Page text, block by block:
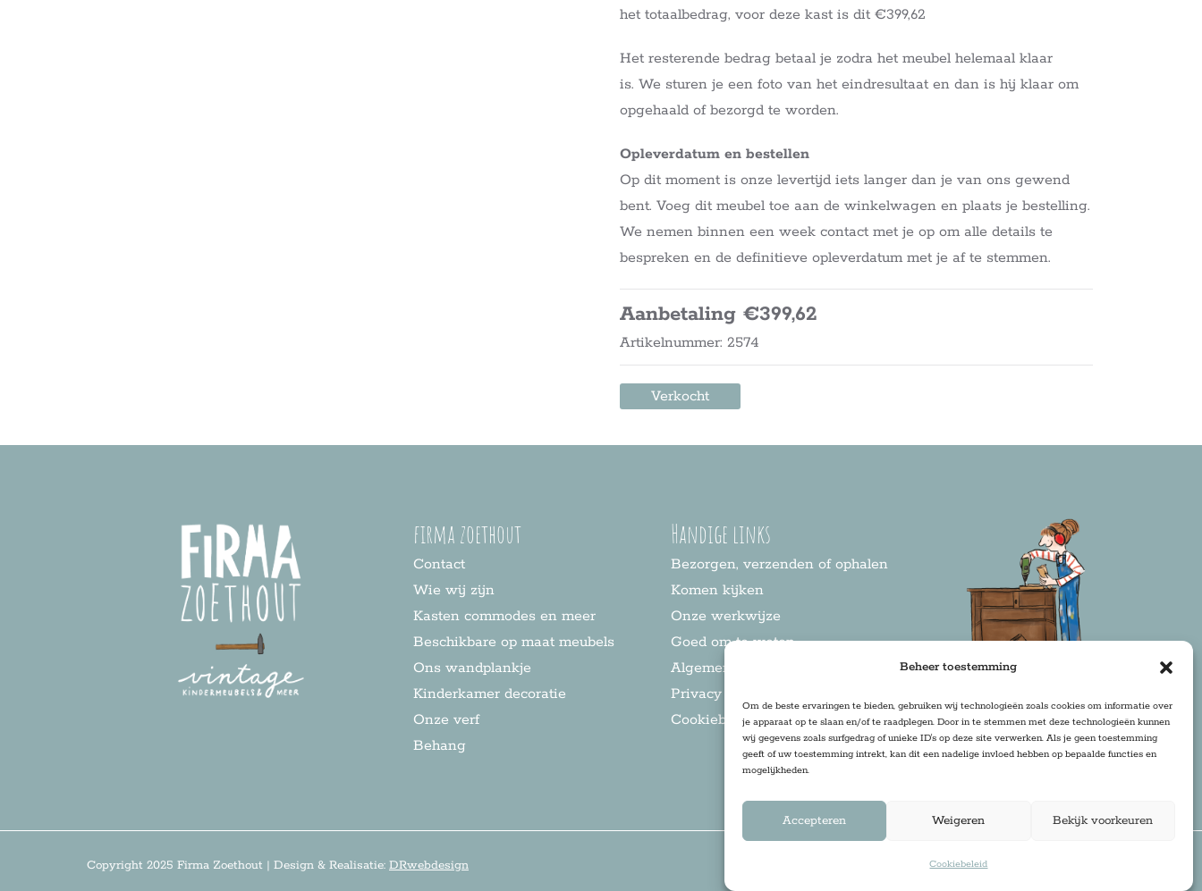
Beheer toestemming
Om de beste ervaringen te bieden, gebruiken wij technologieën zoals cookies om informatie over
je apparaat op te slaan en/of te raadplegen. Door in te stemmen met deze technologieën kunnen
wij gegevens zoals surfgedrag of unieke ID's op deze site verwerken. Als je geen toestemming
geeft of uw toestemming intrekt, kan dit een nadelige invloed hebben op bepaalde functies en
mogelijkheden.
Accepteren Weigeren Bekijk voorkeuren
Cookiebeleid
het totaalbedrag, voor deze kast is dit €399,62
Het resterende bedrag betaal je zodra het meubel helemaal klaar
is. We sturen je een foto van het eindresultaat en dan is hij klaar om
opgehaald of bezorgd te worden.
Opleverdatum en bestellen
Op dit moment is onze levertijd iets langer dan je van ons gewend
bent. Voeg dit meubel toe aan de winkelwagen en plaats je bestelling.
We nemen binnen een week contact met je op om alle details te
bespreken en de definitieve opleverdatum met je af te stemmen.
Aanbetaling €399,62
Artikelnummer: 2574
Verkocht
firma zoethout
Contact
Wie wij zijn
Kasten commodes en meer
Beschikbare op maat meubels
Ons wandplankje
Kinderkamer decoratie
Onze verf
Behang
Handige links
Bezorgen, verzenden of ophalen
Komen kijken
Onze werkwijze
Goed om te weten
Algemene voorwaarden
Privacy statement
Cookiebeleid
Copyright 2025 Firma Zoethout | Design & Realisatie: DRwebdesign